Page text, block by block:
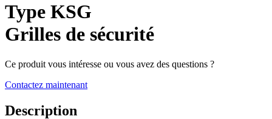
Type KSG
Grilles de sécurité
Ce produit vous intéresse ou vous avez des questions ?
Contactez maintenant
Description